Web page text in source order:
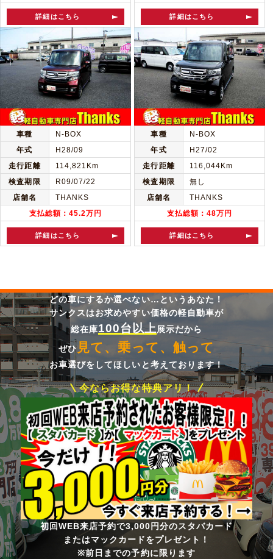
詳細はこちら 詳細はこちら
車種
N-BOX
年式
H28/09
走行距離
114,821Km
検査期限
R09/07/22
店舗名
THANKS
支払総額：45.2万円
詳細はこちら
車種
N-BOX
年式
H27/02
走行距離
116,044Km
検査期限
無し
店舗名
THANKS
支払総額：48万円
詳細はこちら
どの車にするか選べない…というあなた！
サンクスはお求めやすい価格の軽自動車が
総在庫100台以上展示だから
ぜひ見て、乗って、触って
お車選びをしてほしいと考えております！
今ならお得な特典アリ！
初回WEB来店予約で3,000円分のスタバカード
またはマックカードをプレゼント！
※前日までの予約に限ります